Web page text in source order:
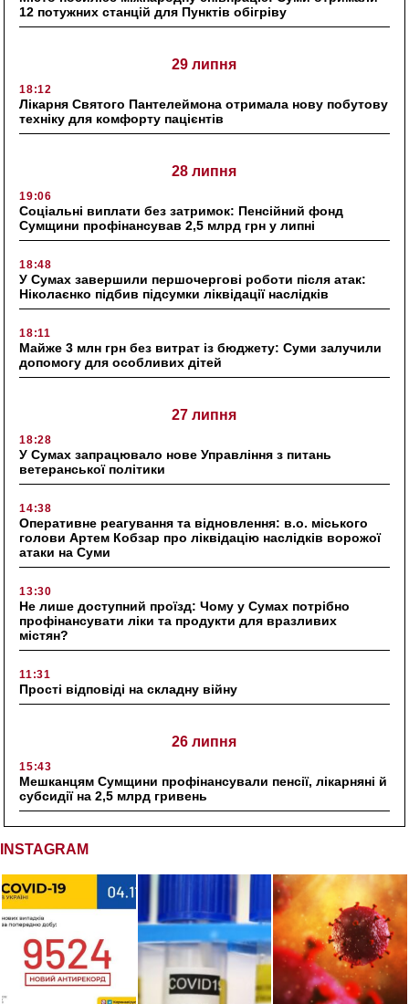
12 потужних станцій для Пунктів обігріву
29 липня
18:12
Лікарня Святого Пантелеймона отримала нову побутову
техніку для комфорту пацієнтів
28 липня
19:06
Соціальні виплати без затримок: Пенсійний фонд
Сумщини профінансував 2,5 млрд грн у липні
18:48
У Сумах завершили першочергові роботи після атак:
Ніколаєнко підбив підсумки ліквідації наслідків
18:11
Майже 3 млн грн без витрат із бюджету: Суми залучили
допомогу для особливих дітей
27 липня
18:28
У Сумах запрацювало нове Управління з питань
ветеранської політики
14:38
Оперативне реагування та відновлення: в.о. міського
голови Артем Кобзар про ліквідацію наслідків ворожої
атаки на Суми
13:30
Не лише доступний проїзд: Чому у Сумах потрібно
профінансувати ліки та продукти для вразливих
містян?
11:31
Прості відповіді на складну війну
26 липня
15:43
Мешканцям Сумщини профінансували пенсії, лікарняні й
субсидії на 2,5 млрд гривень
INSTAGRAM